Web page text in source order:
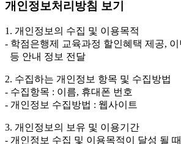
개인정보처리방침 보기
1. 개인정보의 수집 및 이용목적
- 학점은행제 교육과정 할인혜택 제공, 이
등 안내 정보 전달
2. 수집하는 개인정보 항목 및 수집방법
- 수집항목 : 이름, 휴대폰 번호
- 개인정보 수집방법 : 웹사이트
3. 개인정보의 보유 및 이용기간
- 개인정보 수집 및 이용목적이 달성 될 때